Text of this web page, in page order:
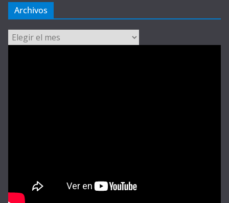
Archivos
Archivos